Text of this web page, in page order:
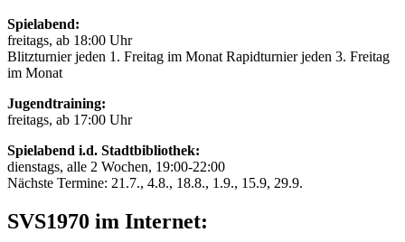
Spielabend:
freitags, ab 18:00 Uhr
Blitzturnier jeden 1. Freitag im Monat Rapidturnier jeden 3. Freitag
im Monat
Jugendtraining:
freitags, ab 17:00 Uhr
Spielabend i.d. Stadtbibliothek:
dienstags, alle 2 Wochen, 19:00-22:00
Nächste Termine: 21.7., 4.8., 18.8., 1.9., 15.9, 29.9.
SVS1970 im Internet: